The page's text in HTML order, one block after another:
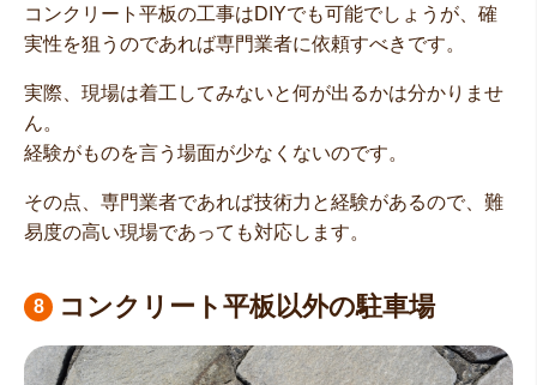
コンクリート平板の工事はDIYでも可能でしょうが、確
実性を狙うのであれば専門業者に依頼すべきです。
実際、現場は着工してみないと何が出るかは分かりませ
ん。
経験がものを言う場面が少なくないのです。
その点、専門業者であれば技術力と経験があるので、難
易度の高い現場であっても対応します。
コンクリート平板以外の駐車場